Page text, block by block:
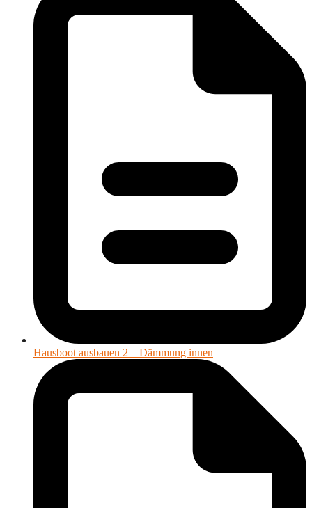
Hausboot ausbauen 2 – Dämmung innen